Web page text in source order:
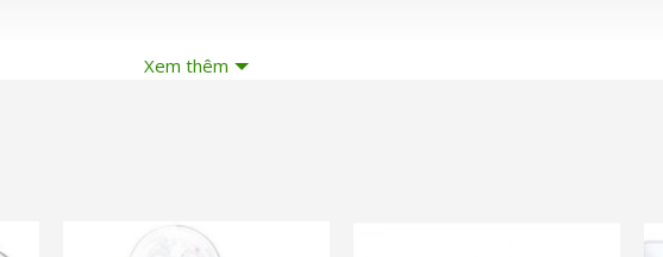
màu sắc có thể thay đổi tùy theo sản phẩm thực tế.
Xem thêm